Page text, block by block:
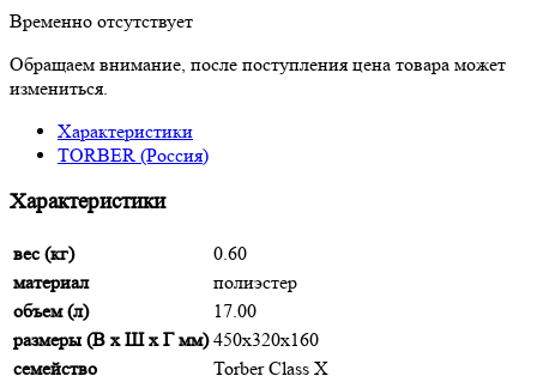
Временно отсутствует
Обращаем внимание, после поступления цена товара может
измениться.
Характеристики
TORBER (Россия)
Характеристики
вес (кг)
0.60
материал
полиэстер
объем (л)
17.00
размеры (В х Ш х Г мм) 450х320х160
семейство
Torber Class X